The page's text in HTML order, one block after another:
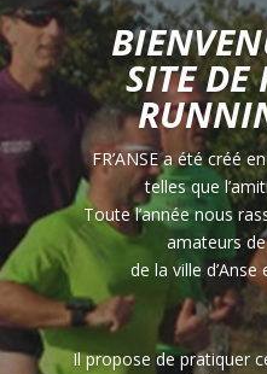
SITE DE
FR’ANSE a été créé
telles que
Toute l’année nous
amateurs
de la ville
Il propose de pratiquer